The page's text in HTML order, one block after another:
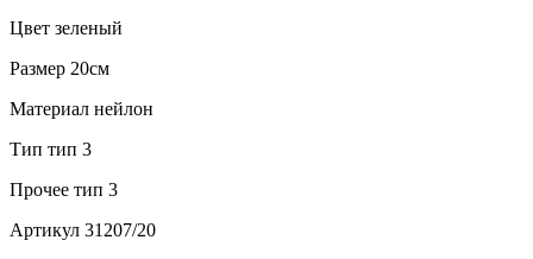
Цвет зеленый
Размер 20см
Материал нейлон
Тип тип 3
Прочее тип 3
Артикул 31207/20